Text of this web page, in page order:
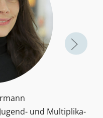
und Multiplika­